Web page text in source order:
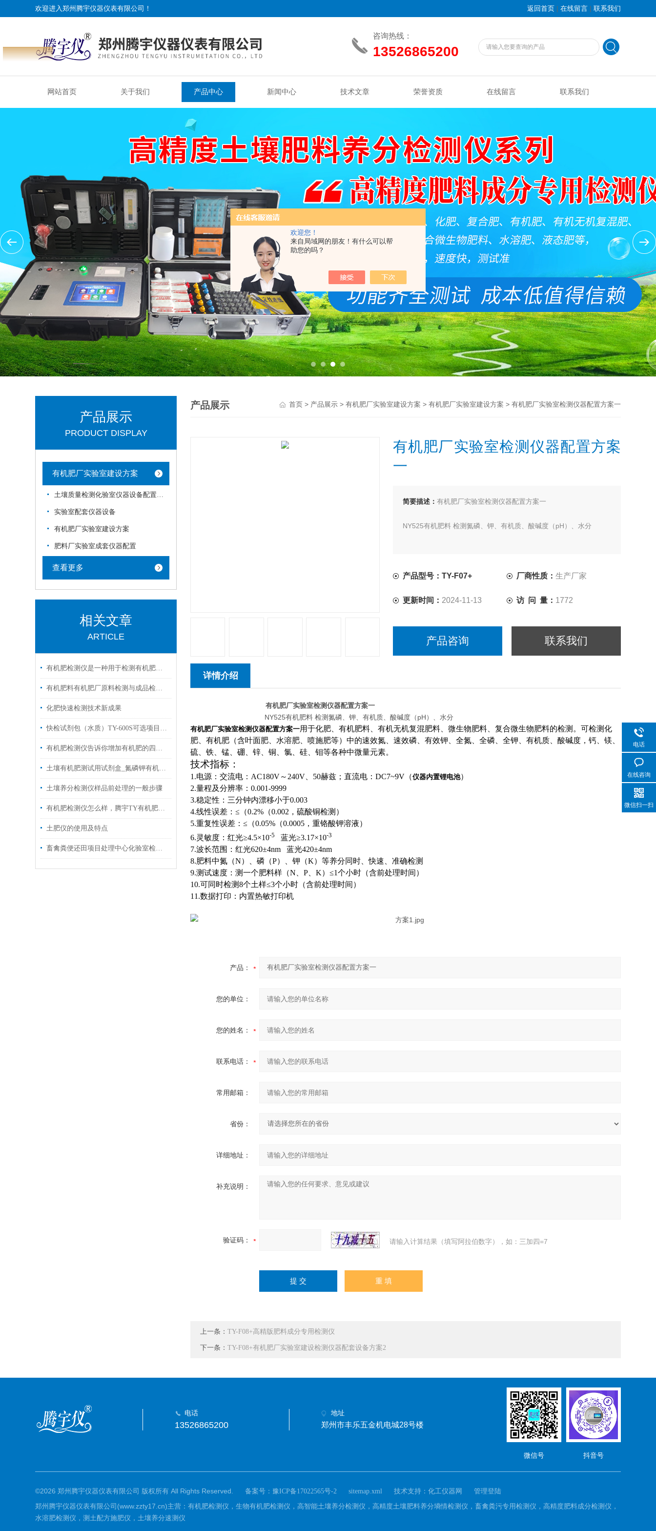
欢迎您！
来自局域网的朋友！有什么可以帮
助您的吗？
欢迎进入郑州腾宇仪器仪表有限公司！ 返回首页 | 在线留言 | 联系我们
咨询热线：
13526865200
网站首页 关于我们 产品中心 新闻中心 技术文章 荣誉资质 在线留言 联系我们
产品展示
PRODUCT DISPLAY
有机肥厂实验室建设方案
土壤质量检测化验室仪器设备配置建设
实验室配套仪器设备
有机肥厂实验室建设方案
肥料厂实验室成套仪器配置
查看更多
相关文章
ARTICLE
有机肥检测仪是一种用于检测有机肥料中营养元素和含量的设备
有机肥料有机肥厂原料检测与成品检验仪器设备配置要求
化肥快速检测技术新成果
快检试剂包（水质）TY-600S可选项目量程规格
有机肥检测仪告诉你增加有机肥的四条途径
土壤有机肥测试用试剂盒_氮磷钾有机质试剂盒
土壤养分检测仪样品前处理的一般步骤
有机肥检测仪怎么样，腾宇TY有机肥快速检测仪有哪些优势？
土肥仪的使用及特点
畜禽粪便还田项目处理中心化验室检测仪器设备
产品展示 首页 > 产品展示 > 有机肥厂实验室建设方案 > 有机肥厂实验室建设方案 > 有机肥厂实验室检测仪器配置方案一
有机肥厂实验室检测仪器配置方案
一
简要描述： 有机肥厂实验室检测仪器配置方案一
NY525有机肥料 检测氮磷、钾、有机质、酸碱度（pH）、水分
产品型号：TY-F07+ 厂商性质：生产厂家
更新时间： 2024-11-13 访 问 量： 1772
产品咨询 联系我们
详情介绍
有机肥厂实验室检测仪器配置方案一
NY525有机肥料 检测氮磷、钾、有机质、酸碱度（pH）、水分
有机肥厂实验室检测仪器配置方案一用于化肥、有机肥料、有机无机复混肥料、微生物肥料、复合微生物肥料的检测。可检测化
肥、有机肥（含叶面肥、水溶肥、喷施肥等）中的速效氮、速效磷、有效钾、全氮、全磷、全钾、有机质、酸碱度，钙、镁、
硫、铁、锰、硼、锌、铜、氯、硅、钼等各种中微量元素。
技术指标：
1.电源：交流电：AC180V～240V、50赫兹；直流电：DC7~9V （仪器内置锂电池）
2.量程及分辨率：0.001-9999
3.稳定性：三分钟内漂移小于0.003
4.线性误差：≤（0.2%（0.002，硫酸铜检测）
5.重复性误差：≤（0.05%（0.0005，重铬酸钾溶液）
6.灵敏度：红光≥4.5×10-5 蓝光≥3.17×10-3
7.波长范围：红光620±4nm
蓝光420±4nm
8.肥料中氮（N）、磷（P）、钾（K）等养分同时、快速、准确检测
9.测试速度：测一个肥料样（N、P、K）≤1个小时（含前处理时间）
10.可同时检测8个土样≤3个小时（含前处理时间）
11.数据打印：内置热敏打印机
产品：
您的单位：
您的姓名：
联系电话：
常用邮箱：
省份：
详细地址：
补充说明：
验证码： 请输入计算结果（填写阿拉伯数字），如：三加四=7
上一条： TY-F08+高精版肥料成分专用检测仪
下一条： TY-F08+有机肥厂实验室建设检测仪器配套设备方案2
电话
13526865200
地址
郑州市丰乐五金机电城28号楼
微信号 抖音号
©2026 郑州腾宇仪器仪表有限公司 版权所有 All Rights Reserved. 备案号： 豫ICP备17022565号-2 sitemap.xml 技术支持： 化工仪器网 管理登陆
郑州腾宇仪器仪表有限公司(www.zzty17.cn)主营：有机肥检测仪，生物有机肥检测仪，高智能土壤养分检测仪，高精度土壤肥料养分墒情检测仪，畜禽粪污专用检测仪，高精度肥料成分检测仪，
水溶肥检测仪，测土配方施肥仪，土壤养分速测仪
电话
在线咨询
微信扫一扫